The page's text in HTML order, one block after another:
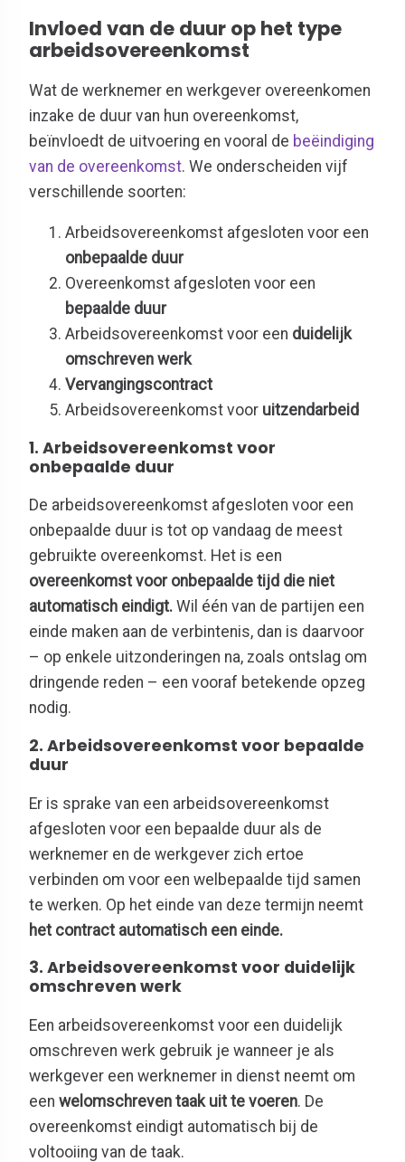
Invloed van de duur op het type
arbeidsovereenkomst
Wat de werknemer en werkgever overeenkomen
inzake de duur van hun overeenkomst,
beïnvloedt de uitvoering en vooral de beëindiging
van de overeenkomst. We onderscheiden vijf
verschillende soorten:
Arbeidsovereenkomst afgesloten voor een
onbepaalde duur
Overeenkomst afgesloten voor een
bepaalde duur
Arbeidsovereenkomst voor een duidelijk
omschreven werk
Vervangingscontract
Arbeidsovereenkomst voor uitzendarbeid
1. Arbeidsovereenkomst voor
onbepaalde duur
De arbeidsovereenkomst afgesloten voor een
onbepaalde duur is tot op vandaag de meest
gebruikte overeenkomst. Het is een
overeenkomst voor onbepaalde tijd die niet
automatisch eindigt. Wil één van de partijen een
einde maken aan de verbintenis, dan is daarvoor
– op enkele uitzonderingen na, zoals ontslag om
dringende reden – een vooraf betekende opzeg
nodig.
2. Arbeidsovereenkomst voor bepaalde
duur
Er is sprake van een arbeidsovereenkomst
afgesloten voor een bepaalde duur als de
werknemer en de werkgever zich ertoe
verbinden om voor een welbepaalde tijd samen
te werken. Op het einde van deze termijn neemt
het contract automatisch een einde.
3. Arbeidsovereenkomst voor duidelijk
omschreven werk
Een arbeidsovereenkomst voor een duidelijk
omschreven werk gebruik je wanneer je als
werkgever een werknemer in dienst neemt om
een welomschreven taak uit te voeren. De
overeenkomst eindigt automatisch bij de
voltooiing van de taak.